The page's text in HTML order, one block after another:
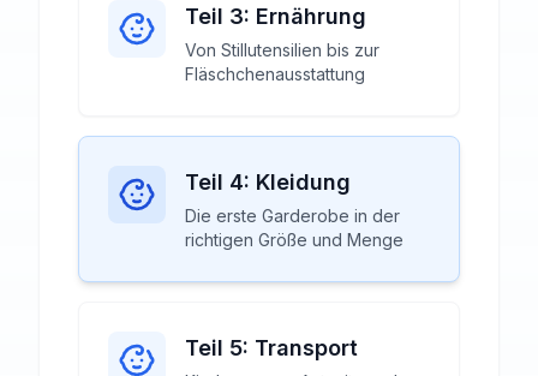
Teil 3: Ernährung
Von Stillutensilien bis zur
Fläschchenausstattung
Teil 4: Kleidung
Die erste Garderobe in der
richtigen Größe und Menge
Teil 5: Transport